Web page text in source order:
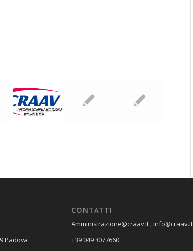
Padova
CONTATTI
Amministrazione@craav.it ; info@craav.it
+39 049 8077660